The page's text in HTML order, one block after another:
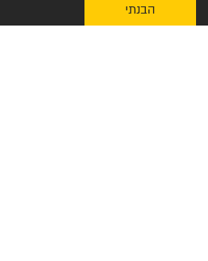
הבנתי